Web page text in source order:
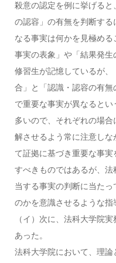
殺意の認定を例に挙げる
の認容」の有無を判断す
なる事実は何かを見極め
事実の表象」や「結果発
修習生が記憶しているが
合」と「認識・認容の有
で重要な事実が異なると
多いので、それぞれの場
解させるよう常に注意し
て証拠に基づき重要な事
すべきものではあるが、
当する事実の判断に当た
のかを意識させるような指
（イ）次に、法科大学院
あった。
法科大学院において、理